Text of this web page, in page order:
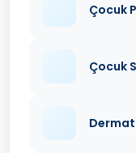
Çocuk
Çocuk